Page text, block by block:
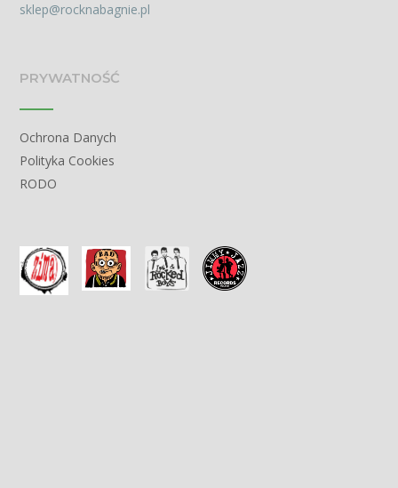
sklep@rocknabagnie.pl
PRYWATNOŚĆ
Ochrona Danych
Polityka Cookies
RODO